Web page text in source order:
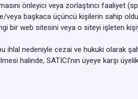
önleyici veya zorlaştırıcı faaliyet
veya başkaca üçüncü kişilerin sahip
bir web sitesini veya o siteyi işleten
nedeniyle cezai ve hukuki olarak
halinde, SATICI’nın üyeye karşı